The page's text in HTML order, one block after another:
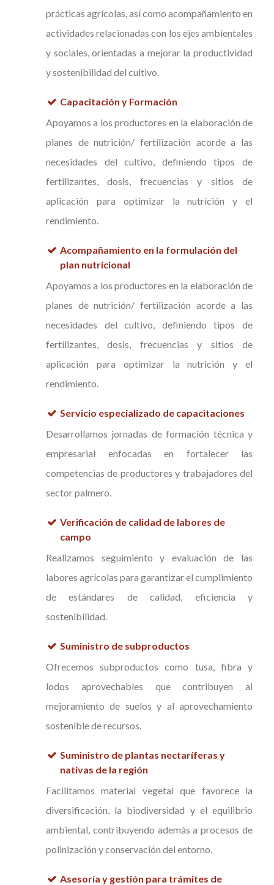
prácticas agrícolas, así como acompañamiento en
actividades relacionadas con los ejes ambientales
y sociales, orientadas a mejorar la productividad
y sostenibilidad del cultivo.
Capacitación y Formación
Apoyamos a los productores en la elaboración de
planes de nutrición/ fertilización acorde a las
necesidades del cultivo, definiendo tipos de
fertilizantes, dosis, frecuencias y sitios de
aplicación para optimizar la nutrición y el
rendimiento.
Acompañamiento en la formulación del
plan nutricional
Apoyamos a los productores en la elaboración de
planes de nutrición/ fertilización acorde a las
necesidades del cultivo, definiendo tipos de
fertilizantes, dosis, frecuencias y sitios de
aplicación para optimizar la nutrición y el
rendimiento.
Servicio especializado de capacitaciones
Desarrollamos jornadas de formación técnica y
empresarial enfocadas en fortalecer las
competencias de productores y trabajadores del
sector palmero.
Verificación de calidad de labores de
campo
Realizamos seguimiento y evaluación de las
labores agrícolas para garantizar el cumplimiento
de estándares de calidad, eficiencia y
sostenibilidad.
Suministro de subproductos
Ofrecemos subproductos como tusa, fibra y
lodos aprovechables que contribuyen al
mejoramiento de suelos y al aprovechamiento
sostenible de recursos.
Suministro de plantas nectaríferas y
nativas de la región
Facilitamos material vegetal que favorece la
diversificación, la biodiversidad y el equilibrio
ambiental, contribuyendo además a procesos de
polinización y conservación del entorno.
Asesoría y gestión para trámites de